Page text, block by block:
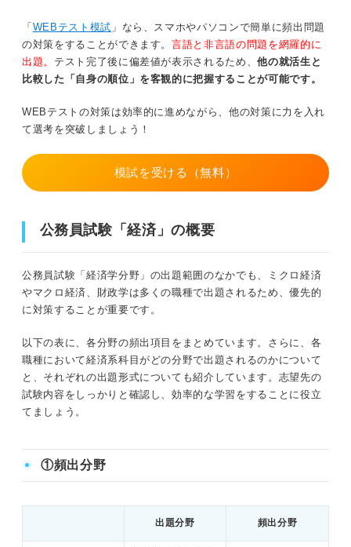
「 WEBテスト模試 」なら、スマホやパソコンで簡単に頻出問題
の対策をすることができます。言語と非言語の問題を網羅的に
出題。 テスト完了後に偏差値が表示されるため、他の就活生と
比較した「自身の順位」を客観的に把握することが可能です。
WEBテストの対策は効率的に進めながら、他の対策に力を入れ
て選考を突破しましょう！
模試を受ける（無料）
公務員試験「経済」の概要
公務員試験「経済学分野」の出題範囲のなかでも、ミクロ経済
やマクロ経済、財政学は多くの職種で出題されるため、優先的
に対策することが重要です。
以下の表に、各分野の頻出項目をまとめています。さらに、各
職種において経済系科目がどの分野で出題されるのかについて
と、それぞれの出題形式についても紹介しています。志望先の
試験内容をしっかりと確認し、効率的な学習をすることに役立
てましょう。
①頻出分野
出題分野 頻出分野
問題25（難易度：★★★★☆）
問題26（難易度：★★★★☆）
問題28（難易度：★★★★☆）
問題29（難易度：★★★★☆）
問題32（難易度：★★★★☆）
問題33（難易度：★★★★☆）
問題34（難易度：★★★★☆）
問題35（難易度：★★★★☆）
問題36（難易度：★★★★☆）
問題37（難易度：★★★★☆）
問題38（難易度：★★★★☆）
公務員試験の「経済」を対策する際のポイント